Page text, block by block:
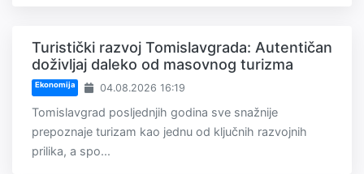
Turistički razvoj Tomislavgrada: Autentičan
doživljaj daleko od masovnog turizma
Ekonomija 04.08.2026 16:19
Tomislavgrad posljednjih godina sve snažnije
prepoznaje turizam kao jednu od ključnih razvojnih
prilika, a spo...